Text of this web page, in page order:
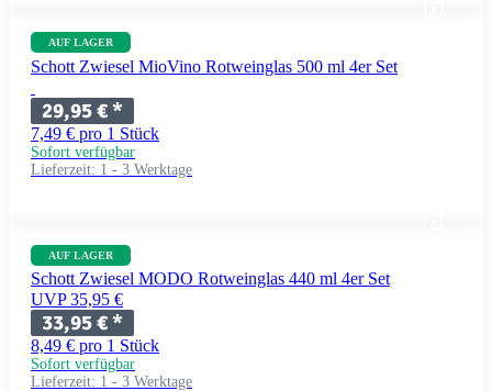
AUF LAGER
Schott Zwiesel MioVino Rotweinglas 500 ml 4er Set
29,95 €*
7,49 € pro 1 Stück
Sofort verfügbar
Lieferzeit: 1 - 3 Werktage
AUF LAGER
Schott Zwiesel MODO Rotweinglas 440 ml 4er Set
UVP 35,95 €
33,95 €*
8,49 € pro 1 Stück
Sofort verfügbar
Lieferzeit: 1 - 3 Werktage